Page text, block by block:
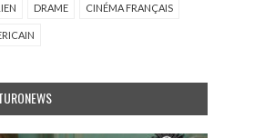
DRAME CINÉMA FRANÇAIS